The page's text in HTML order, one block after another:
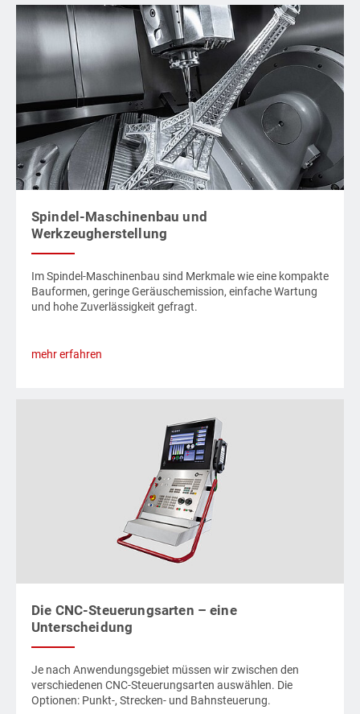
Spindel-Maschinenbau und
Werkzeugherstellung
Im Spindel-Maschinenbau sind Merkmale wie eine kompakte
Bauformen, geringe Geräuschemission, einfache Wartung
und hohe Zuverlässigkeit gefragt.
mehr erfahren
Die CNC-Steuerungsarten – eine
Unterscheidung
Je nach Anwendungsgebiet müssen wir zwischen den
verschiedenen CNC-Steuerungsarten auswählen. Die
Optionen: Punkt-, Strecken- und Bahnsteuerung.